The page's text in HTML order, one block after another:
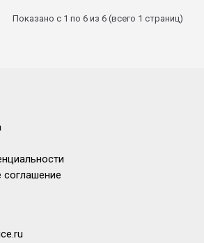
Показано с 1 по 6 из 6 (всего 1 страниц)
соглашение